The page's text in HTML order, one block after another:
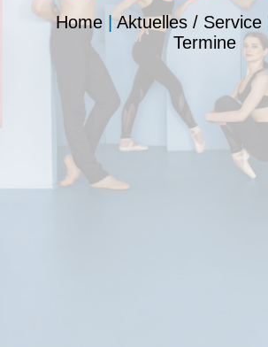
Home|Aktuelles / Service|
Termine